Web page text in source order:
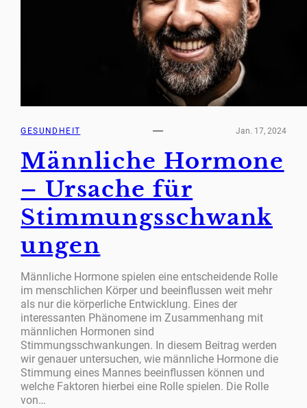
GESUNDHEIT Jan. 17, 2024
Männliche Hormone
– Ursache für
Stimmungsschwank
ungen
Männliche Hormone spielen eine entscheidende Rolle
im menschlichen Körper und beeinflussen weit mehr
als nur die körperliche Entwicklung. Eines der
interessanten Phänomene im Zusammenhang mit
männlichen Hormonen sind
Stimmungsschwankungen. In diesem Beitrag werden
wir genauer untersuchen, wie männliche Hormone die
Stimmung eines Mannes beeinflussen können und
welche Faktoren hierbei eine Rolle spielen. Die Rolle
von…